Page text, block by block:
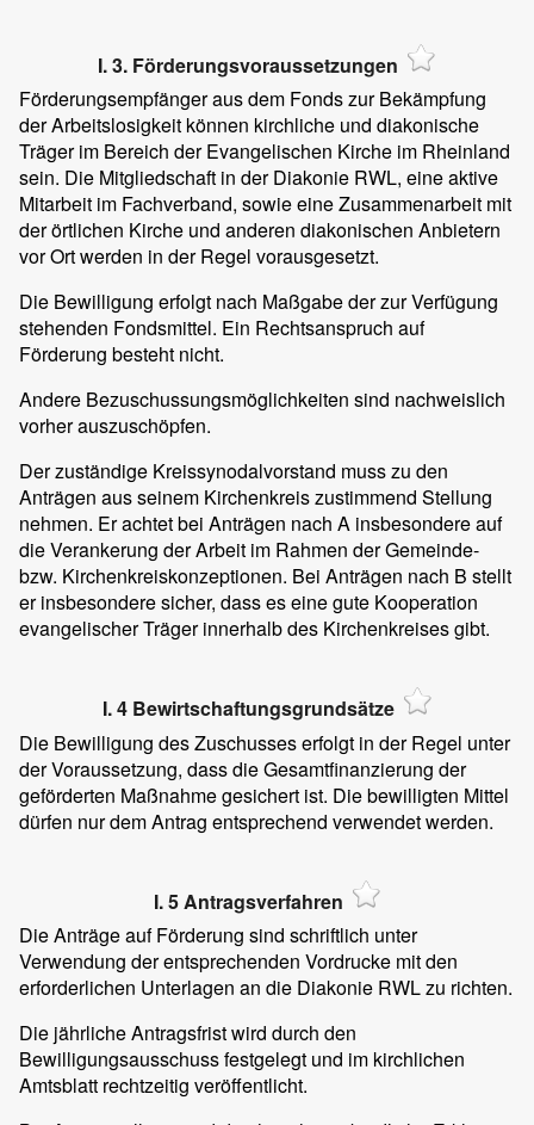
I. 3. Förderungsvoraussetzungen
Förderungsempfänger aus dem Fonds zur Bekämpfung
der Arbeitslosigkeit können kirchliche und diakonische
Träger im Bereich der Evangelischen Kirche im Rheinland
sein. Die Mitgliedschaft in der Diakonie RWL, eine aktive
Mitarbeit im Fachverband, sowie eine Zusammenarbeit mit
der örtlichen Kirche und anderen diakonischen Anbietern
vor Ort werden in der Regel vorausgesetzt.
Die Bewilligung erfolgt nach Maßgabe der zur Verfügung
stehenden Fondsmittel. Ein Rechtsanspruch auf
Förderung besteht nicht.
Andere Bezuschussungsmöglichkeiten sind nachweislich
vorher auszuschöpfen.
Der zuständige Kreissynodalvorstand muss zu den
Anträgen aus seinem Kirchenkreis zustimmend Stellung
nehmen. Er achtet bei Anträgen nach A insbesondere auf
die Verankerung der Arbeit im Rahmen der Gemeinde-
bzw. Kirchenkreiskonzeptionen. Bei Anträgen nach B stellt
er insbesondere sicher, dass es eine gute Kooperation
evangelischer Träger innerhalb des Kirchenkreises gibt.
I. 4 Bewirtschaftungsgrundsätze
Die Bewilligung des Zuschusses erfolgt in der Regel unter
der Voraussetzung, dass die Gesamtfinanzierung der
geförderten Maßnahme gesichert ist. Die bewilligten Mittel
dürfen nur dem Antrag entsprechend verwendet werden.
I. 5 Antragsverfahren
Die Anträge auf Förderung sind schriftlich unter
Verwendung der entsprechenden Vordrucke mit den
erforderlichen Unterlagen an die Diakonie RWL zu richten.
Die jährliche Antragsfrist wird durch den
Bewilligungsausschuss festgelegt und im kirchlichen
Amtsblatt rechtzeitig veröffentlicht.